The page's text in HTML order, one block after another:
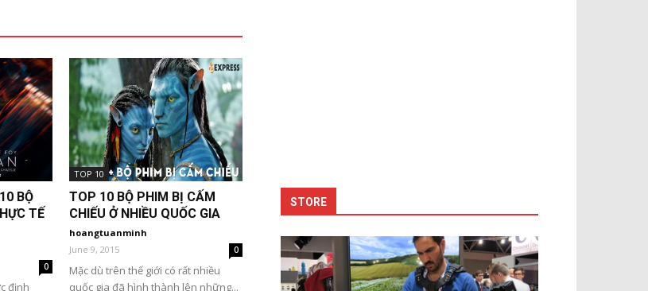
BỘ
TẾ
0
định
TOP 10
TOP 10 BỘ PHIM BỊ CẤM
CHIẾU Ở NHIỀU QUỐC GIA
hoangtuanminh
June 9, 2015
0
Mặc dù trên thế giới có rất nhiều
quốc gia đã hình thành lên những...
STORE